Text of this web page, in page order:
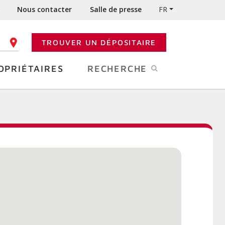
Nous contacter Salle de presse FR
POSTALTROUVER UN DÉPOSITAIRE
RECHERCHE